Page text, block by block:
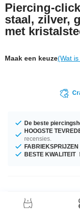
Piercing-
staal, zilver,
met
Maak een keuze(Wat
De beste
HOOGSTE
recensies.
FABRIEKSPRIJZEN
BESTE KWALITEIT